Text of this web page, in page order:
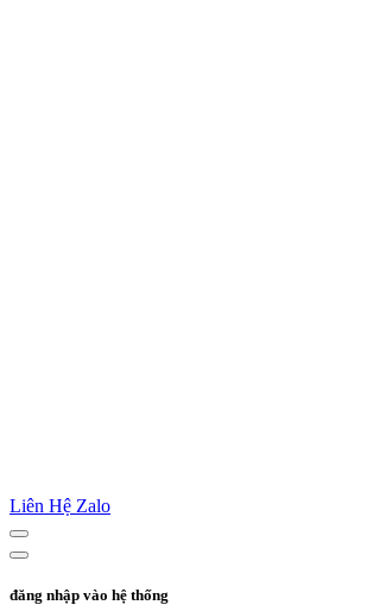
Liên Hệ Zalo
đăng nhập vào hệ thống